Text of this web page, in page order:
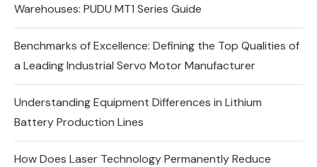
Warehouses: PUDU MT1 Series Guide
Benchmarks of Excellence: Defining the Top Qualities of
a Leading Industrial Servo Motor Manufacturer
Understanding Equipment Differences in Lithium
Battery Production Lines
How Does Laser Technology Permanently Reduce